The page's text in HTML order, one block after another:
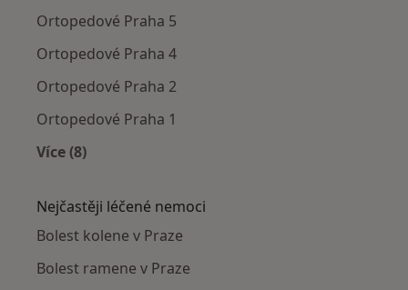
Ortopedové Praha 5
Ortopedové Praha 4
Ortopedové Praha 2
Ortopedové Praha 1
Více (8)
Nejčastěji léčené nemoci
Bolest kolene v Praze
Bolest ramene v Praze